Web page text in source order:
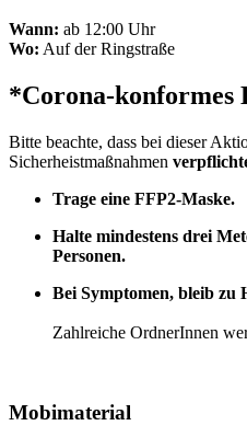
Wann: ab 12:00 Uhr
Wo: Auf der Ringstraße
*Corona-konformes
Bitte beachte, dass bei dieser
Sicherheistmaßnahmen
Trage eine FFP2-Maske.
Halte mindestens drei
Personen.
Bei Symptomen, bleib zu
Zahlreiche OrdnerInnen
Mobimaterial